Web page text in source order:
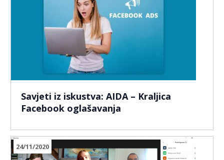
Savjeti iz iskustva: AIDA – Kraljica
Facebook oglašavanja
24/11/2020